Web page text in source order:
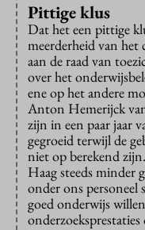
Pittige klus
Dat het een pittige
meerderheid van het
aan de raad van
over het
ene op het andere
Anton Hemerijck
zijn in een paar jaar
gegroeid terwijl de
niet op berekend
Haag steeds minder
onder ons personeel
goed onderwijs